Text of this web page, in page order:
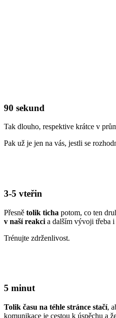
90 sekund
Tak dlouho, respektive krátce v
Pak už je jen na vás, jestli se
3-5 vteřin
Přesně tolik ticha potom, co ten
v naší reakci a dalším vývoji třeba
Trénujte zdrženlivost.
5 minut
Tolik času na téhle stránce stačí,
komunikace je cestou k úspěchu a